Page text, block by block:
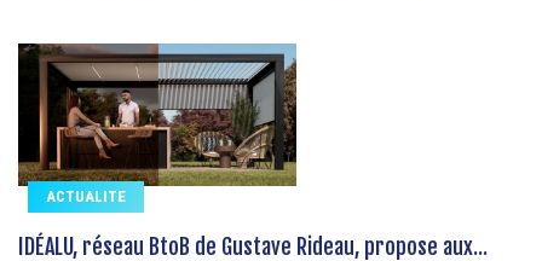
ACTUALITE
IDÉALU, réseau BtoB de Gustave Rideau, propose aux...